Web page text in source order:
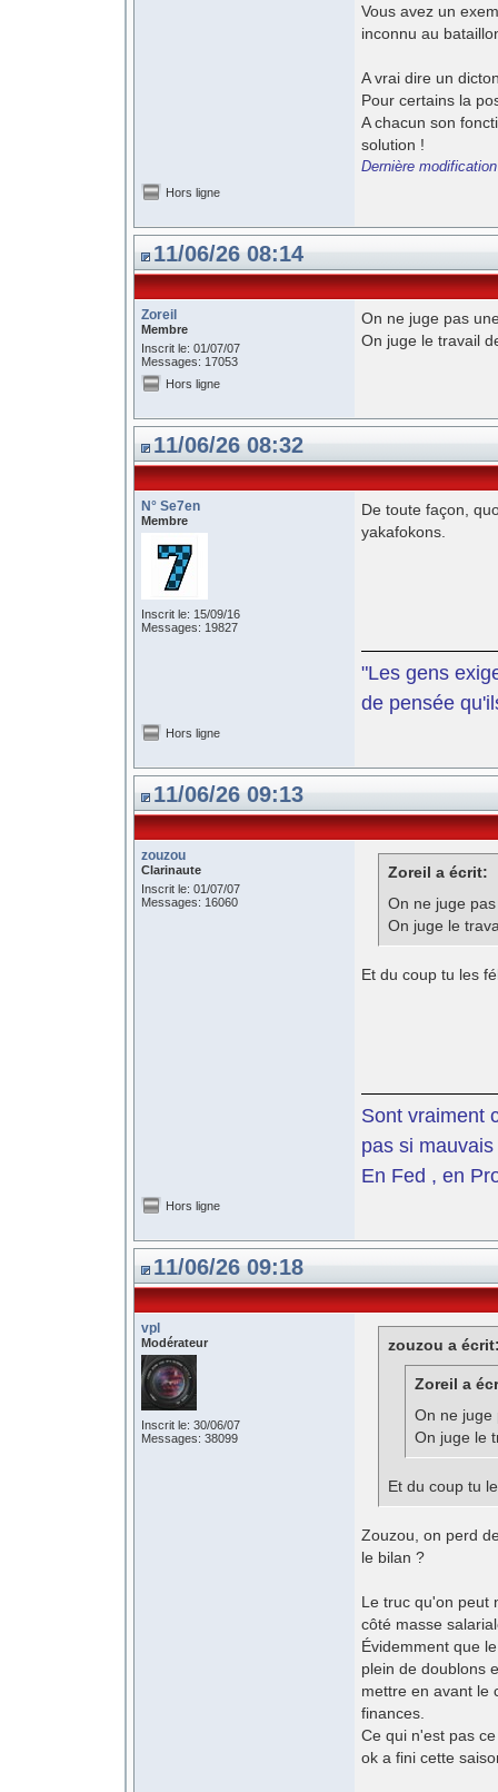
Vous avez un
inconnu au
A vrai dire un
Pour certains la
A chacun son
solution !
Dernière
Hors ligne
11/06/26 08:14
Zoreil
Membre
Inscrit le: 01/07/07
Messages: 17053
On ne juge pas
On juge le travail
Hors ligne
11/06/26 08:32
N° Se7en
Membre
Inscrit le: 15/09/16
Messages: 19827
De toute façon,
yakafokons.
"Les gens
de pensée
Hors ligne
11/06/26 09:13
zouzou
Clarinaute
Inscrit le: 01/07/07
Messages: 16060
Zoreil a écrit:
On ne juge
On juge le
Et du coup tu les
Sont vraiment
pas si
En Fed , en
Hors ligne
11/06/26 09:18
vpl
Modérateur
Inscrit le: 30/06/07
Messages: 38099
zouzou a
Zoreil a
On ne juge
On juge le
Et du coup tu
Zouzou, on perd
le bilan ?
Le truc qu'on peut
côté masse
Évidemment que
plein de doublons
mettre en avant le
finances.
Ce qui n'est pas
ok a fini cette